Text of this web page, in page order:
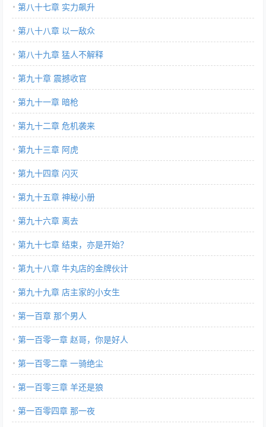
第八十七章 实力飙升
第八十八章 以一敌众
第八十九章 猛人不解释
第九十章 震撼收官
第九十一章 暗枪
第九十二章 危机袭来
第九十三章 阿虎
第九十四章 闪灭
第九十五章 神秘小册
第九十六章 离去
第九十七章 结束，亦是开始？
第九十八章 牛丸店的金牌伙计
第九十九章 店主家的小女生
第一百章 那个男人
第一百零一章 赵哥，你是好人
第一百零二章 一骑绝尘
第一百零三章 羊还是狼
第一百零四章 那一夜